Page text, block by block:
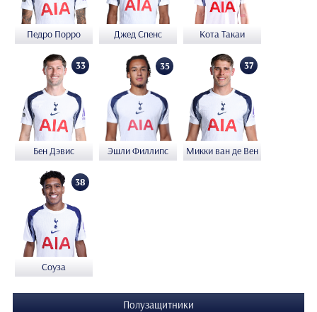
Педро Порро Джед Спенс Кота Такаи
33
Бен Дэвис
35
Эшли Филлипс
37
Микки ван де Вен
38
Соуза
Полузащитники